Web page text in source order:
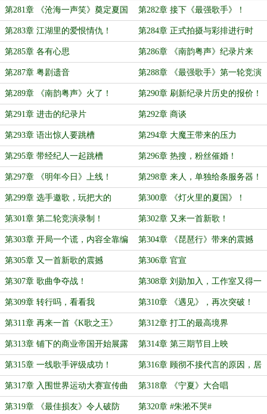
第281章 《沧海一声笑》奠定夏国
风！
第282章 接下《最强歌手》！
第283章 江湖里的爱恨情仇！ 第284章 正式拍摄与彩排进行时
第285章 各有心思 第286章 《南韵粤声》纪录片来
了！
第287章 粤剧遗音 第288章 《最强歌手》第一轮竞演
录制
第289章 《南韵粤声》火了！ 第290章 刷新纪录片历史的报价！
第291章 进击的纪录片 第292章 商谈
第293章 语出惊人要跳槽 第294章 大魔王带来的压力
第295章 带经纪人一起跳槽 第296章 热搜，粉丝催婚！
第297章 《明年今日》上线！ 第298章 来人，单独给条服务器！
第299章 选手邀歌，玩把大的 第300章 《灯火里的夏国》！
第301章 第二轮竞演录制！ 第302章 又来一首新歌！
第303章 开局一个谎，内容全靠编 第304章 《琵琶行》带来的震撼
第305章 又一首新歌的震撼 第306章 官宣
第307章 歌曲争夺战！ 第308章 刘勋加入，工作室又得一
员大将
第309章 转行吗，看看我 第310章 《遇见》，再次突破！
第311章 再来一首《K歌之王》 第312章 打工的最高境界
第313章 铺下的商业帝国开始展露
峥嵘
第314章 第三期节目上映
第315章 一线歌手评级成功！ 第316章 顾彻不接代言的原因，居
然是因为太过敬业？
第317章 入围世界运动大赛宣传曲
初选
第318章 《宁夏》大合唱
第319章 《最佳损友》令人破防 第320章 #朱淞不哭#